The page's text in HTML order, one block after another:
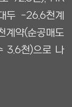
두 -26.6천계
약(순공매도
3.6천)으로 나